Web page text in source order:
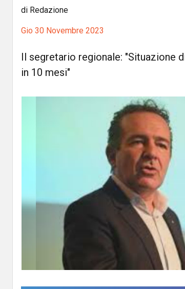
di Redazione
Gio 30 Novembre 2023
Il segretario regionale: "Situazione
in 10 mesi"